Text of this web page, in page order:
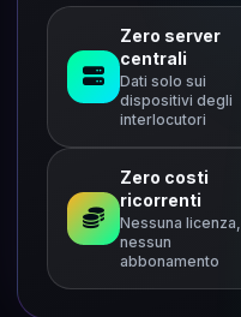
Zero server
centrali
Dati solo sui
dispositivi degli
interlocutori
Zero costi
ricorrenti
Nessuna licenza,
nessun
abbonamento